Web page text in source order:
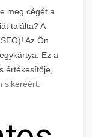
meg cégét a
találta? A
Az Ön
Ez a
értékesítője,
sikeréért.